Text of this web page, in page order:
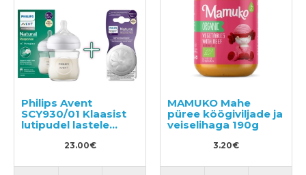
Philips Avent
SCY930/01 Klaasist
lutipudel lastele
120ml + SCY963/02
lutipudelile
23.00€
MAMUKO Mahe
püree köögiviljade ja
veiselihaga 190g
3.20€